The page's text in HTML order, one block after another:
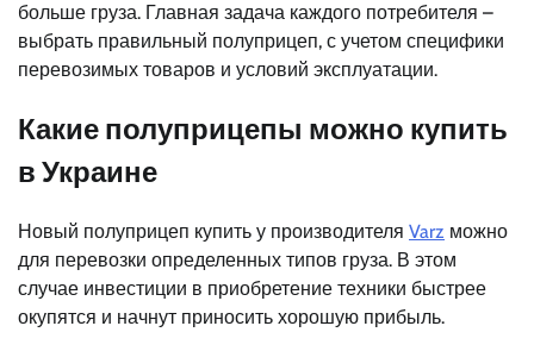
больше груза. Главная задача каждого потребителя –
выбрать правильный полуприцеп, с учетом специфики
перевозимых товаров и условий эксплуатации.
Какие полуприцепы можно купить
в Украине
Новый полуприцеп купить у производителя Varz можно
для перевозки определенных типов груза. В этом
случае инвестиции в приобретение техники быстрее
окупятся и начнут приносить хорошую прибыль.